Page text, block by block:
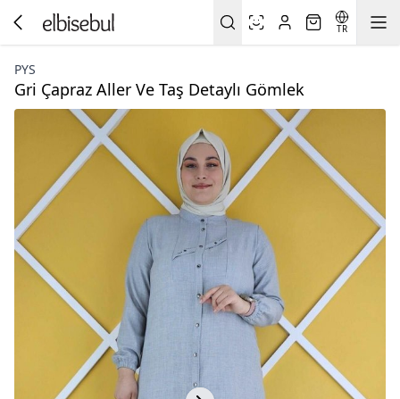
TR
PYS
Gri Çapraz Aller Ve Taş Detaylı Gömlek